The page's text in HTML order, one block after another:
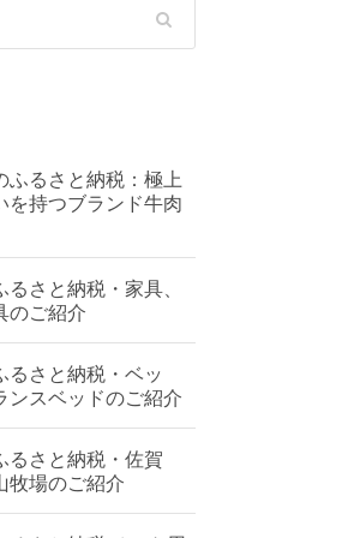
ふるさと納税：極上
を持つブランド牛肉
るさと納税・家具、
のご紹介
るさと納税・ベッ
ンスベッドのご紹介
るさと納税・佐賀
牧場のご紹介